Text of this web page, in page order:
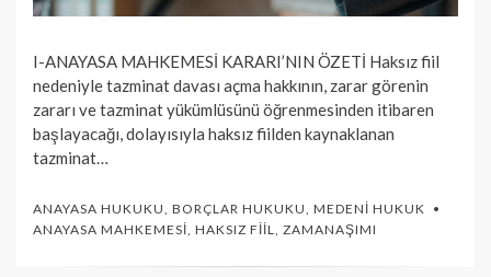
I-ANAYASA MAHKEMESİ KARARI’NIN ÖZETİ Haksız fiil
nedeniyle tazminat davası açma hakkının, zarar görenin
zararı ve tazminat yükümlüsünü öğrenmesinden itibaren
başlayacağı, dolayısıyla haksız fiilden kaynaklanan
tazminat…
ANAYASA HUKUKU, BORÇLAR HUKUKU, MEDENI HUKUK
ANAYASA MAHKEMESI, HAKSIZ FIIL, ZAMANAŞIMI